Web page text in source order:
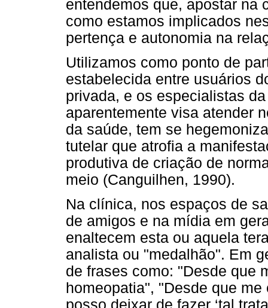
entendemos que, apostar na
como estamos implicados
pertença e autonomia na
Utilizamos como ponto de
estabelecida entre usuários
privada, e os especialistas
aparentemente visa atender
da saúde, tem se
tutelar que atrofia a
produtiva de criação de
meio (Canguilhen, 1990).
Na clínica, nos espaços de
de amigos e na mídia em
enaltecem esta ou aquela
analista ou "medalhão". Em
de frases como: "Desde que
homeopatia", "Desde que